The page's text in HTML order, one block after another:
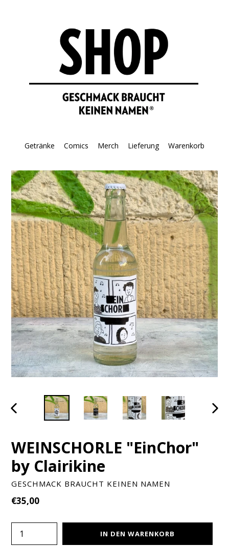
Getränke Comics Merch Lieferung Warenkorb
VORHERIGES
WEINSCHORLE "EinChor"
by Clairikine
GESCHMACK BRAUCHT KEINEN NAMEN
Normaler
€35,00
IN DEN WARENKORB